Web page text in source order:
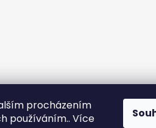
procházením
používáním.. Více